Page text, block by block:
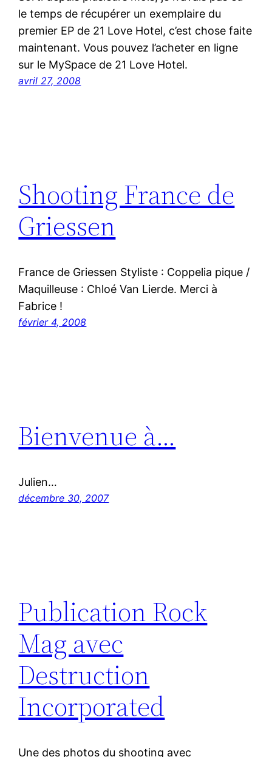
le temps de récupérer un exemplaire du
premier EP de 21 Love Hotel, c’est chose faite
maintenant. Vous pouvez l’acheter en ligne
sur le MySpace de 21 Love Hotel.
avril 27, 2008
Shooting France de
Griessen
France de Griessen Styliste : Coppelia pique /
Maquilleuse : Chloé Van Lierde. Merci à
Fabrice !
février 4, 2008
Bienvenue à…
Julien…
décembre 30, 2007
Publication Rock
Mag avec
Destruction
Incorporated
Une des photos du shooting avec